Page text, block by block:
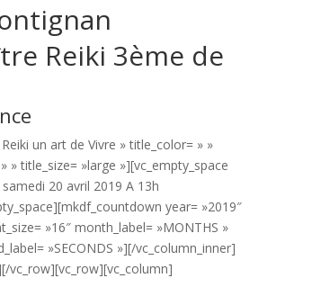
Reiki 3ème de
un art de Vivre » title_color= » »
title_size= »large »][vc_empty_space
20 avril 2019 A 13h
year= »2019″
»16″ month_label= »MONTHS »
»SECONDS »][/vc_column_inner]
vc_row][vc_row][vc_column]